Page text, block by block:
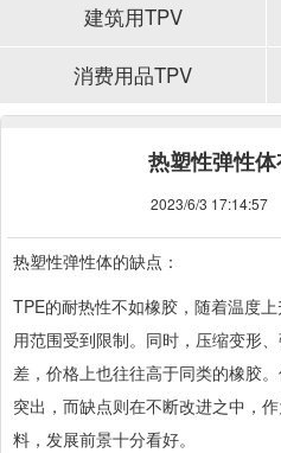
建筑用TPV
消费用品TPV
热塑性弹性
2023/6/3
热塑性弹性体的缺点：
TPE的耐热性不如橡胶，随着温度
用范围受到限制。同时，压缩变形
差，价格上也往往高于同类的橡胶
突出，而缺点则在不断改进之中，
料，发展前景十分看好。